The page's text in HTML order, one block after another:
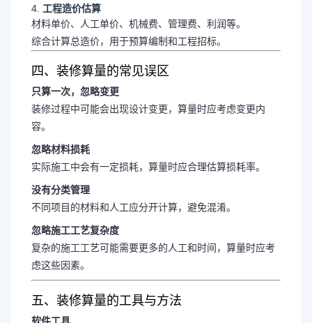
4. 工程造价估算
材料单价、人工单价、机械费、管理费、利润等。
综合计算总造价，用于预算编制和工程招标。
四、装修算量的常见误区
只算一次，忽略变更
装修过程中可能会出现设计变更，算量时应考虑变更内
容。
忽略材料损耗
实际施工中会有一定损耗，算量时应合理估算损耗率。
没有分类管理
不同项目的材料和人工应分开计算，避免混淆。
忽略施工工艺复杂度
复杂的施工工艺可能需要更多的人工和时间，算量时应考
虑这些因素。
五、装修算量的工具与方法
软件工具